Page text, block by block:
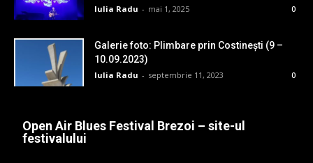
Iulia Radu - mai 1, 2025 0
Galerie foto: Plimbare prin Costinești (9 –
10.09.2023)
Iulia Radu - septembrie 11, 2023 0
Open Air Blues Festival Brezoi – site-ul
festivalului